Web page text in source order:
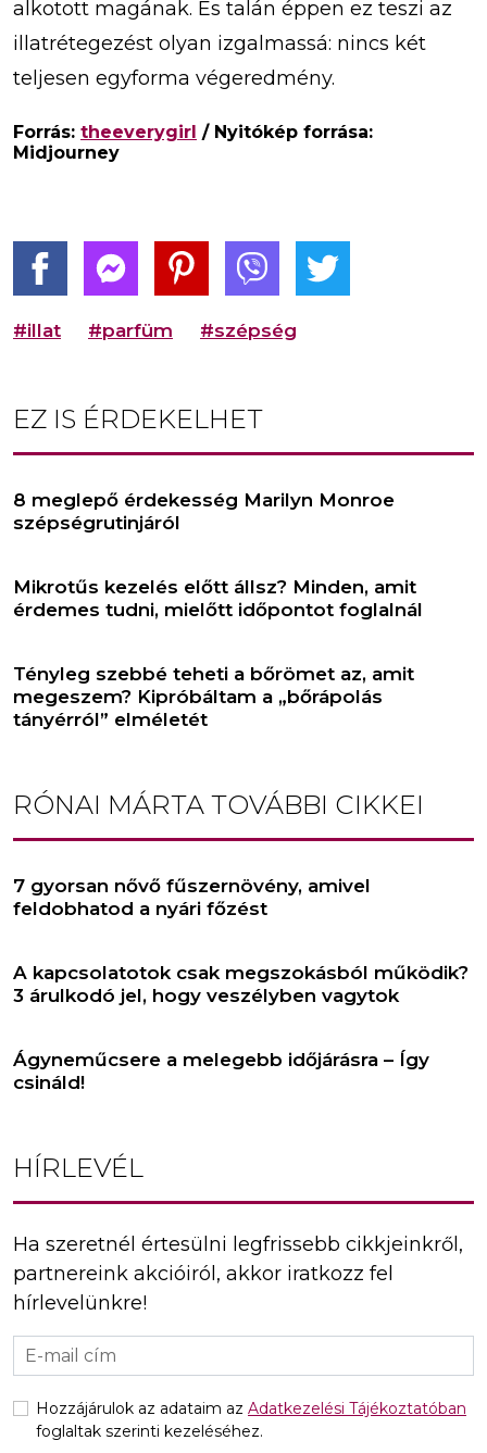
alkotott magának. És talán éppen ez teszi az
illatrétegezést olyan izgalmassá: nincs két
teljesen egyforma végeredmény.
Forrás: theeverygirl / Nyitókép forrása:
Midjourney
#illat #parfüm #szépség
EZ IS ÉRDEKELHET
8 meglepő érdekesség Marilyn Monroe
szépségrutinjáról
Mikrotűs kezelés előtt állsz? Minden, amit
érdemes tudni, mielőtt időpontot foglalnál
Tényleg szebbé teheti a bőrömet az, amit
megeszem? Kipróbáltam a „bőrápolás
tányérról” elméletét
RÓNAI MÁRTA TOVÁBBI CIKKEI
7 gyorsan nővő fűszernövény, amivel
feldobhatod a nyári főzést
A kapcsolatotok csak megszokásból működik?
3 árulkodó jel, hogy veszélyben vagytok
Ágyneműcsere a melegebb időjárásra – Így
csináld!
HÍRLEVÉL
Ha szeretnél értesülni legfrissebb cikkjeinkről,
partnereink akcióiról, akkor iratkozz fel
hírlevelünkre!
Hozzájárulok az adataim az Adatkezelési Tájékoztatóban
foglaltak szerinti kezeléséhez.